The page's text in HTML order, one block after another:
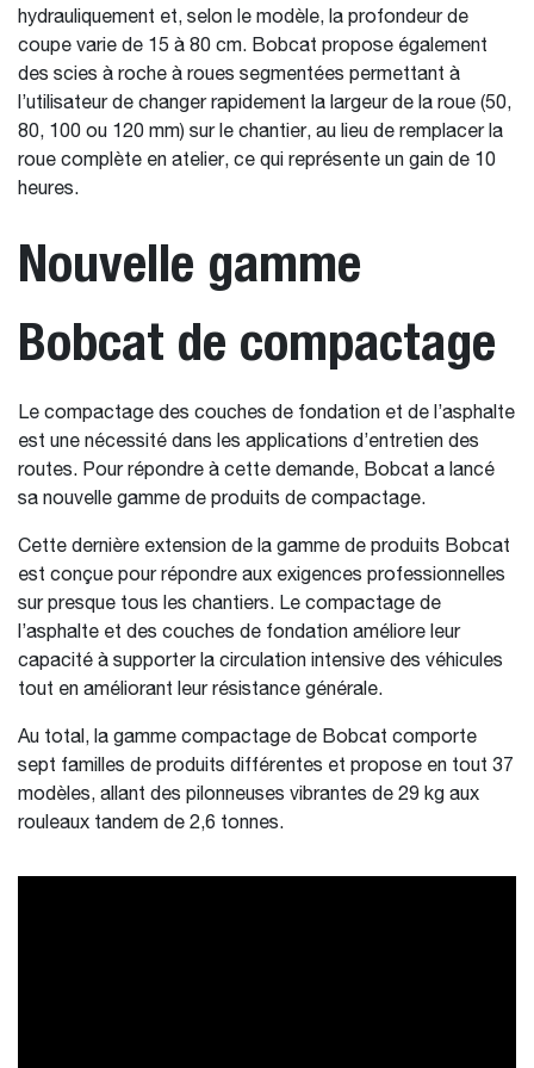
hydrauliquement et, selon le modèle, la profondeur de
coupe varie de 15 à 80 cm. Bobcat propose également
des scies à roche à roues segmentées permettant à
l’utilisateur de changer rapidement la largeur de la roue (50,
80, 100 ou 120 mm) sur le chantier, au lieu de remplacer la
roue complète en atelier, ce qui représente un gain de 10
heures.
Nouvelle gamme
Bobcat de compactage
Le compactage des couches de fondation et de l’asphalte
est une nécessité dans les applications d’entretien des
routes. Pour répondre à cette demande, Bobcat a lancé
sa nouvelle gamme de produits de compactage.
Cette dernière extension de la gamme de produits Bobcat
est conçue pour répondre aux exigences professionnelles
sur presque tous les chantiers. Le compactage de
l’asphalte et des couches de fondation améliore leur
capacité à supporter la circulation intensive des véhicules
tout en améliorant leur résistance générale.
Au total, la gamme compactage de Bobcat comporte
sept familles de produits différentes et propose en tout 37
modèles, allant des pilonneuses vibrantes de 29 kg aux
rouleaux tandem de 2,6 tonnes.